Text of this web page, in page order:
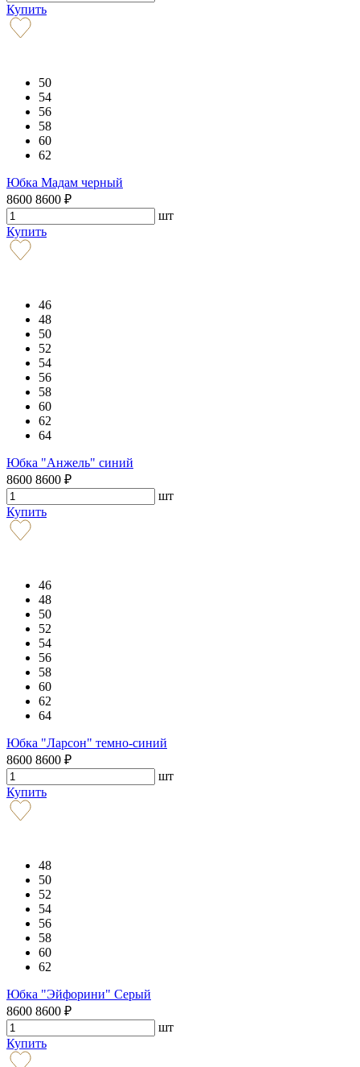
Купить
50
54
56
58
60
62
Юбка Мадам черный
8600 8600 ₽
шт
Купить
46
48
50
52
54
56
58
60
62
64
Юбка "Анжель" синий
8600 8600 ₽
шт
Купить
46
48
50
52
54
56
58
60
62
64
Юбка "Ларсон" темно-синий
8600 8600 ₽
шт
Купить
48
50
52
54
56
58
60
62
Юбка "Эйфорини" Серый
8600 8600 ₽
шт
Купить